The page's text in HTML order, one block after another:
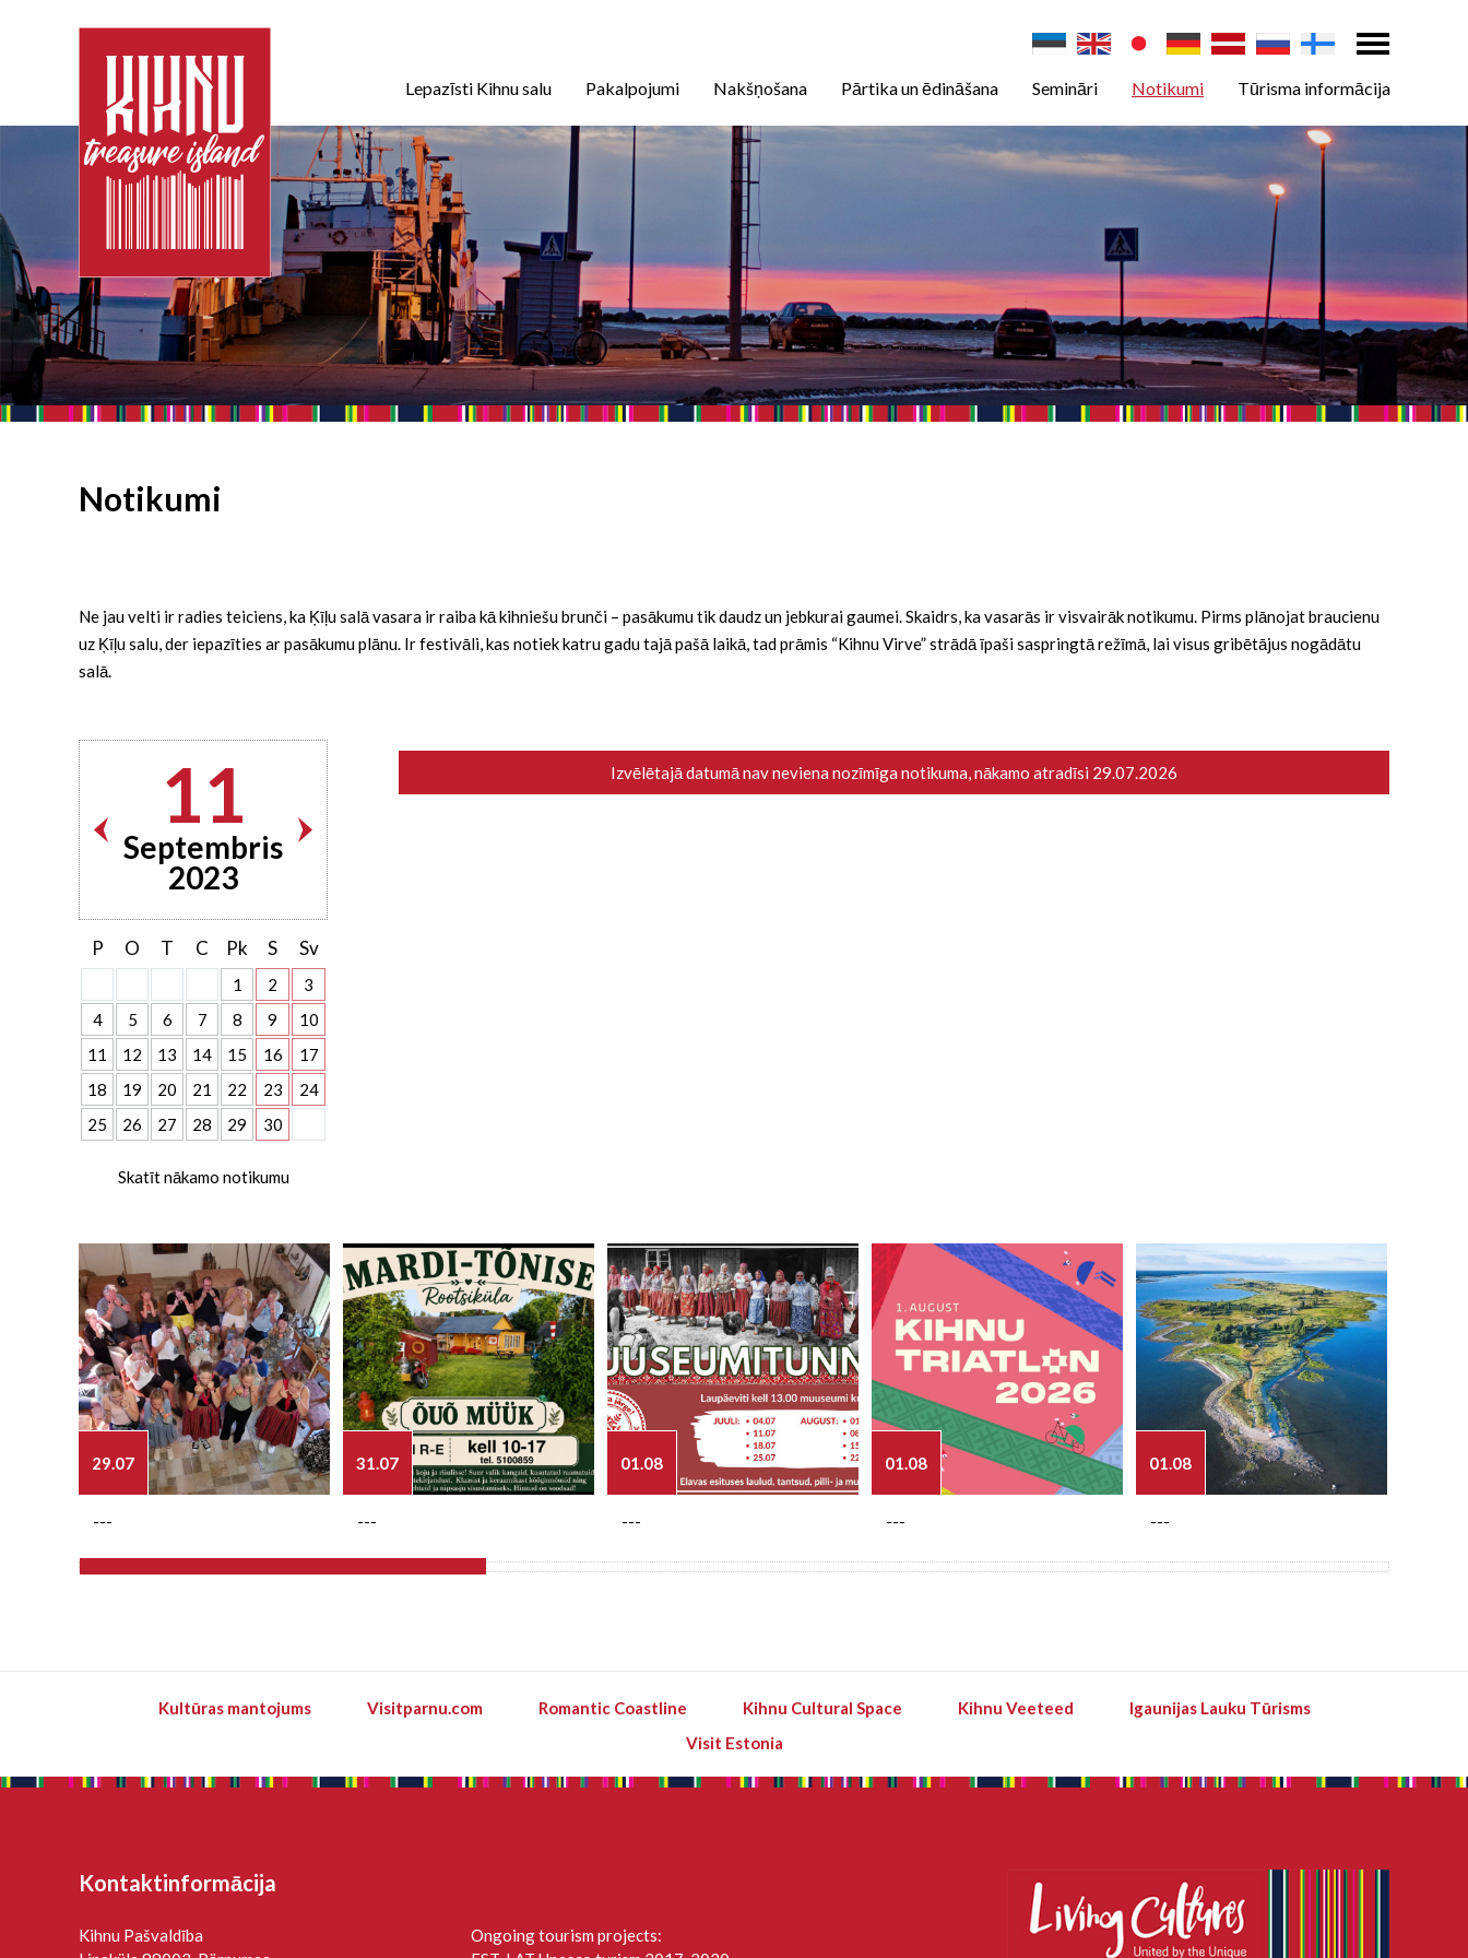
Lepazīsti Kihnu salu Pakalpojumi Nakšņošana Pārtika un ēdināšana Semināri Notikumi Tūrisma informācija
Notikumi
Ne jau velti ir radies teiciens, ka Ķīļu salā vasara ir raiba kā kihniešu brunči – pasākumu tik daudz un jebkurai gaumei. Skaidrs, ka vasarās ir visvairāk notikumu. Pirms plānojat braucienu
uz Ķīļu salu, der iepazīties ar pasākumu plānu. Ir festivāli, kas notiek katru gadu tajā pašā laikā, tad prāmis “Kihnu Virve” strādā īpaši saspringtā režīmā, lai visus gribētājus nogādātu
salā.
11
Septembris
2023
P O T C Pk S Sv
1 2
3
4
5 6 7 8 9
10
11
12 13 14 15 16
17
18
19 20 21 22 23
24
25
26 27 28 29 30
Skatīt nākamo notikumu
Izvēlētajā datumā nav neviena nozīmīga notikuma, nākamo atradīsi 29.07.2026
29.07
---
31.07
---
01.08
---
01.08
---
01.08
---
Kultūras mantojums Visitparnu.com Romantic Coastline Kihnu Cultural Space Kihnu Veeteed
Igaunijas Lauku Tūrisms
Visit Estonia
Kontaktinformācija
Kihnu Pašvaldība
Ongoing tourism projects: